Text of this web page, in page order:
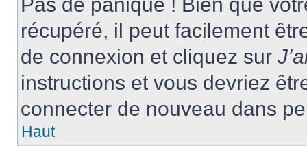
récupéré, il peut facilement
de connexion et cliquez sur
instructions et vous devriez
connecter de nouveau dans
Haut